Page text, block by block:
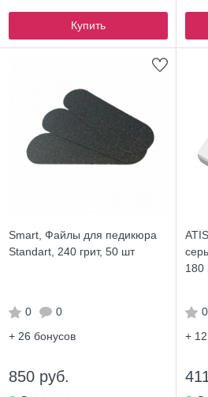
Купить
Smart, Файлы для педикюра
Standart, 240 грит, 50 шт
0
0
+ 26 бонусов
850 руб.
180
0
+ 12